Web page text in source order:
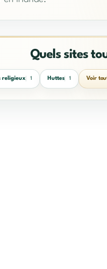
Quels sites
religieux 1 Huttes 1 Voir